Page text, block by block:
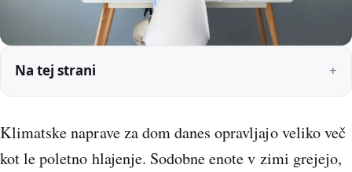
Na tej strani
Klimatske naprave za dom danes opravljajo veliko več
kot le poletno hlajenje. Sodobne enote v zimi grejejo,